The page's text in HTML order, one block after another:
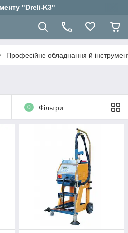
"Dreli-K3"
Професійне обладнання й
0 Фільтри